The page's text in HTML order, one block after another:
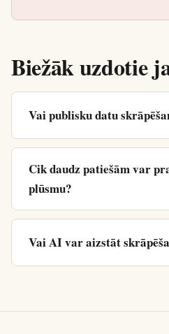
Biežāk uzdotie
Vai publisku datu
Cik daudz patiešām var
plūsmu?
Vai AI var aizstāt